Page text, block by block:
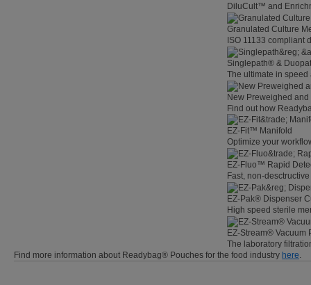
DiluCult™ and
Granulated Culture
ISO 11133 compliant
Singlepath® &
The ultimate in
New Preweighed
Find out how
EZ-Fit™ Manifold
Optimize your
EZ-Fluo™ Rapid
Fast, non-
EZ-Pak® Dispenser
High speed sterile
EZ-Stream® Vacuum
The laboratory
Find more information about Readybag® Pouches for the food industry here.